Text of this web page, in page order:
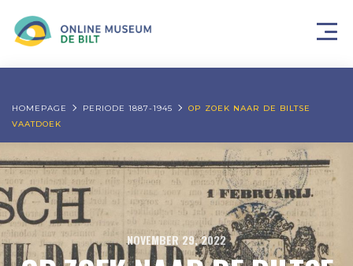
HOMEPAGE PERIODE 1887-1945
OP ZOEK NAAR DE BILTSE
VAATDOEK
NOVEMBER 29, 2022